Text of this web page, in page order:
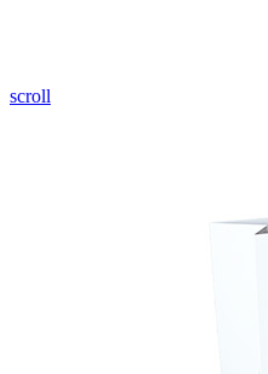
scroll